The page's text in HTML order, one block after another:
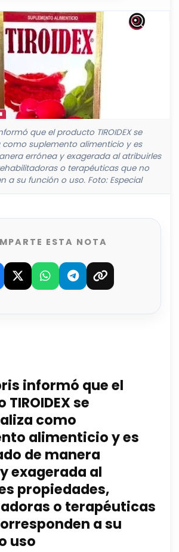
que el producto TIROIDEX se
como suplemento alimenticio y es
errónea y exagerada al atribuirles
o terapéuticas que no
a su función o uso. Foto: Especial
ESTA NOTA
informó que el
se
como
alimenticio y es
de manera
exagerada al
propiedades,
o terapéuticas
a su
uso